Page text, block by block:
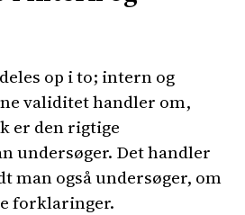
op i to; intern og
validitet handler om,
er den rigtige
undersøger. Det handler
man også undersøger, om
forklaringer.